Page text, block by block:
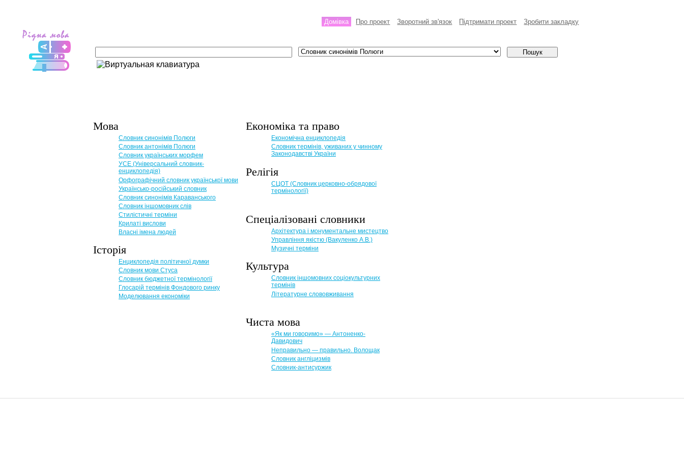
Домівка Про проект Зворотний зв'язок Пiдтримати проект Зробити закладку
Мова
Словник синонімів Полюги
Словник антонімів Полюги
Словник українських морфем
УСЕ (Універсальний словник-
енциклопедія)
Орфографічний словник української мови
Українсько-російський словник
Словник синонімів Караванського
Словник іншомовник слів
Стилістичні терміни
Крилаті вислови
Власні імена людей
Історія
Енциклопедія політичної думки
Словник мови Стуса
Словник бюджетної термінології
Глосарій термінів Фондового ринку
Моделювання економіки
Економіка та право
Eкономічна енциклопедія
Словник термінів, уживаних у чинному
Законодавстві України
Релігія
СЦОТ (Словник церковно-обрядової
термінології)
Спеціалізовані словники
Архітектура і монументальне мистецтво
Управління якістю (Вакуленко А.В.)
Музичні терміни
Культура
Словник іншомовних соціокультурних
термінів
Літературне слововживання
Чиста мова
«Як ми говоримо» — Антоненко-
Давидович
Неправильно — правильно. Волощак
Словник англіцизмів
Словник-антисуржик